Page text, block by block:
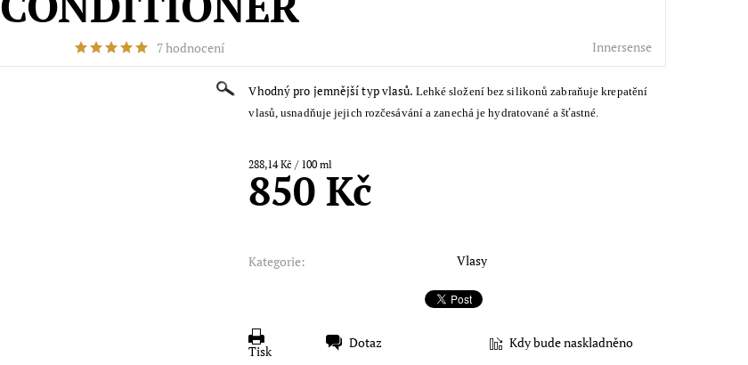
7 hodnocení Innersense
Vhodný pro jemnější typ vlasů. Lehké složení bez silikonů zabraňuje krepatění
vlasů, usnadňuje jejich rozčesávání a zanechá je hydratované a šťastné.
288,14 Kč / 100 ml
850 Kč
Kategorie: Vlasy
Tisk
Dotaz Kdy bude naskladněno